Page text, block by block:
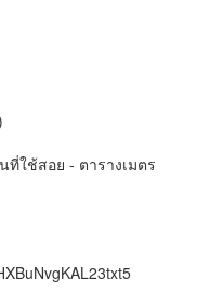
ที่ใช้สอย - ตารางเมตร